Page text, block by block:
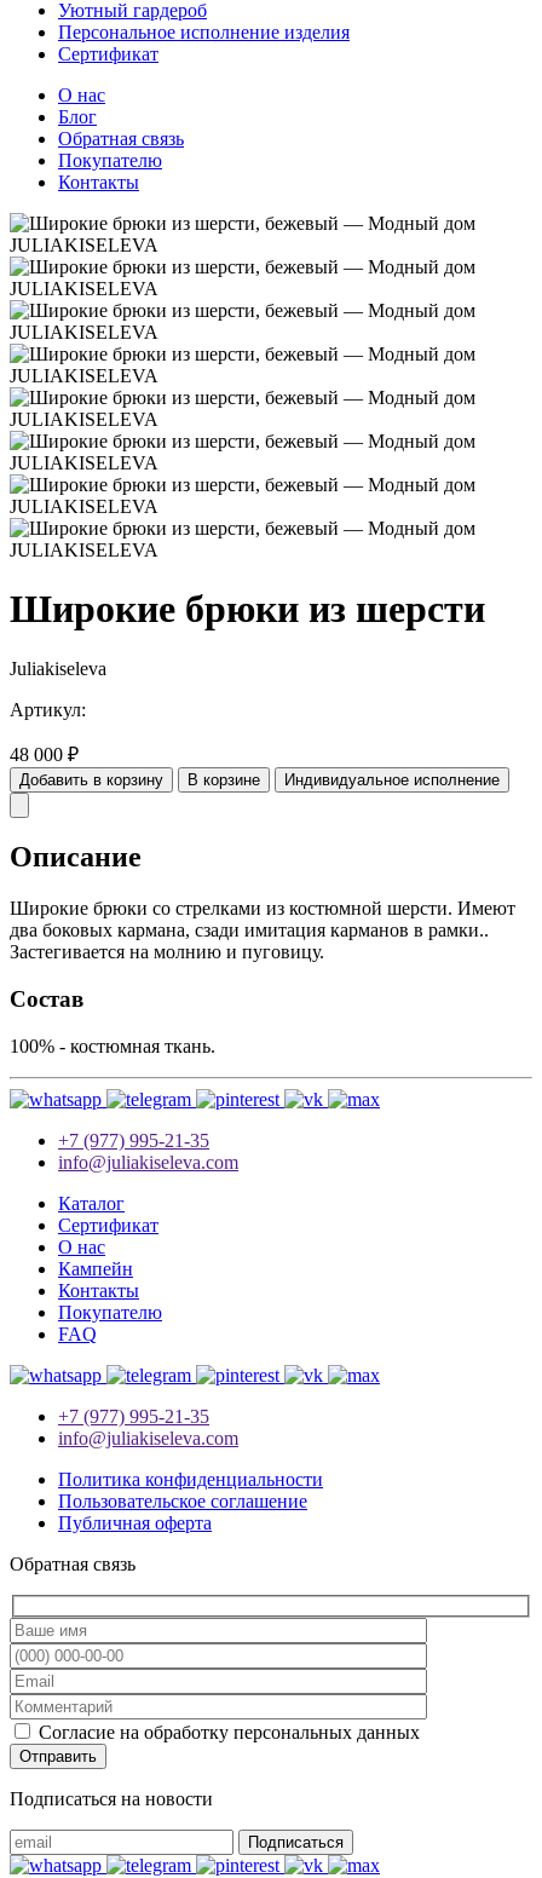
Уютный гардероб
Персональное исполнение изделия
Сертификат
О нас
Блог
Обратная связь
Покупателю
Контакты
Широкие брюки из шерсти
Juliakiseleva
Артикул:
48 000 ₽
Добавить в корзину В корзине Индивидуальное исполнение
Описание
Широкие брюки со стрелками из костюмной шерсти. Имеют
два боковых кармана, сзади имитация карманов в рамки..
Застегивается на молнию и пуговицу.
Состав
100% - костюмная ткань.
+7 (977) 995-21-35
info@juliakiseleva.com
Каталог
Сертификат
О нас
Кампейн
Контакты
Покупателю
FAQ
+7 (977) 995-21-35
info@juliakiseleva.com
Политика конфиденциальности
Пользовательское соглашение
Публичная оферта
Обратная связь
Согласие на обработку персональных данных
Подписаться на новости